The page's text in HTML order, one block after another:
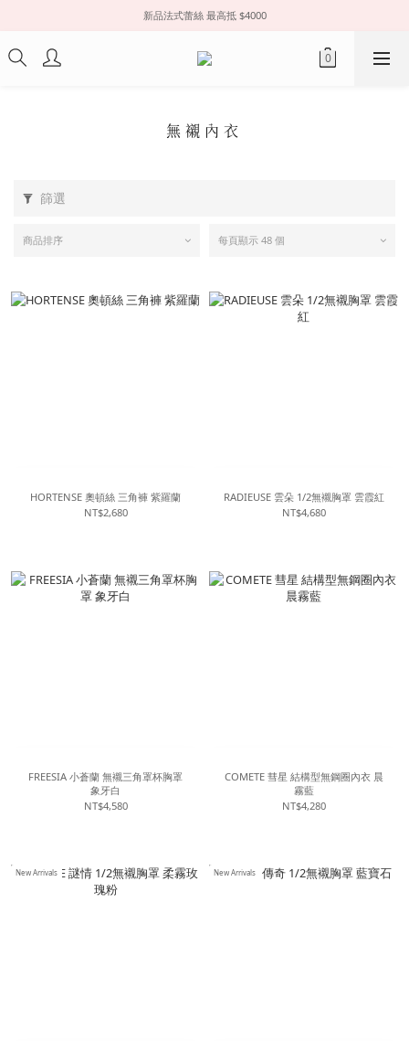
新品法式蕾絲 最高抵 $4000
無襯內衣
篩選
商品排序 每頁顯示 48 個
HORTENSE 奧頓絲 三角褲 紫羅蘭
NT$2,680
RADIEUSE 雲朵 1/2無襯胸罩 雲霞紅
NT$4,680
FREESIA 小蒼蘭 無襯三角罩杯胸罩
象牙白
NT$4,580
COMETE 彗星 結構型無鋼圈內衣 晨
霧藍
NT$4,280
New Arrivals New Arrivals